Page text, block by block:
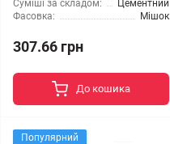
Суміші за складом:
Цементний
Фасовка:
Мішок
307.66 грн
До кошика
Популярний